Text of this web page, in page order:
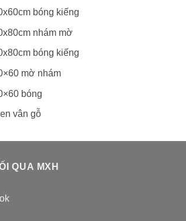
bóng kiếng
nhám mờ
bóng kiếng
mờ nhám
bóng
vân gỗ
QUA MXH